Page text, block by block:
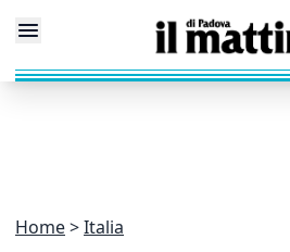
Home Italia